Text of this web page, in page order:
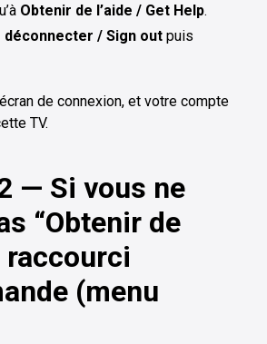
Obtenir de l’aide / Get Help.
déconnecter / Sign out puis
de connexion, et votre compte
TV.
— Si vous ne
“Obtenir de
raccourci
(menu